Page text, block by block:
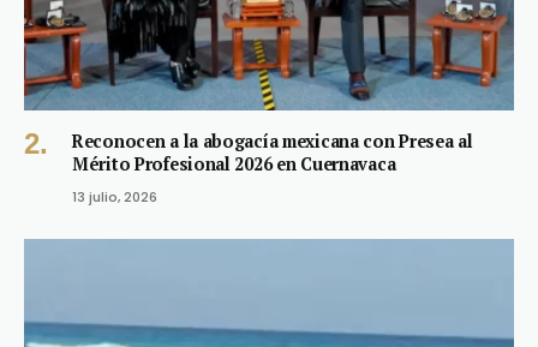
Reconocen a la abogacía mexicana con Presea al
Mérito Profesional 2026 en Cuernavaca
13 julio, 2026